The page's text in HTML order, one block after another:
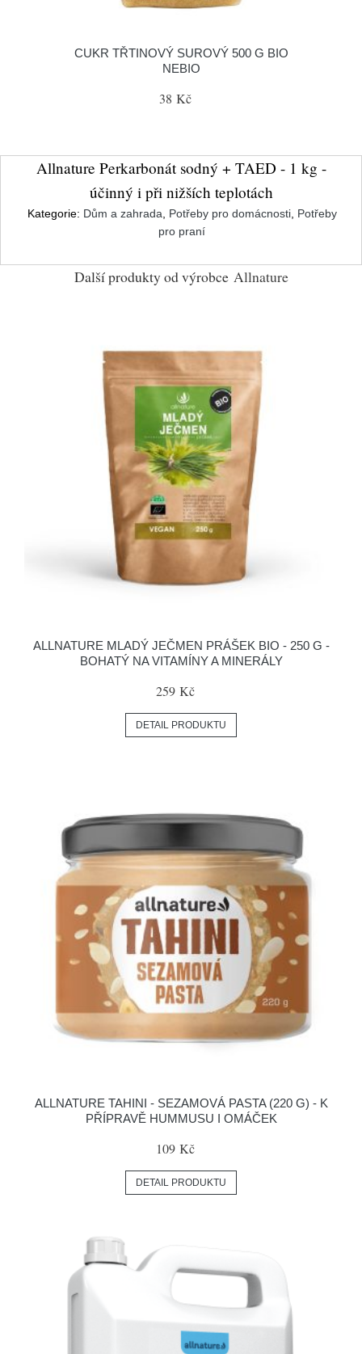
CUKR TŘTINOVÝ SUROVÝ 500 G BIO
NEBIO
38 Kč
Allnature Perkarbonát sodný + TAED - 1 kg -
účinný i při nižších teplotách
Kategorie: Dům a zahrada Potřeby pro domácnosti, Potřeby
pro praní
Další produkty od výrobce Allnature
ALLNATURE MLADÝ JEČMEN PRÁŠEK BIO - 250 G -
BOHATÝ NA VITAMÍNY A MINERÁLY
259 Kč
DETAIL PRODUKTU
ALLNATURE TAHINI - SEZAMOVÁ PASTA (220 G) - K
PŘÍPRAVĚ HUMMUSU I OMÁČEK
109 Kč
DETAIL PRODUKTU